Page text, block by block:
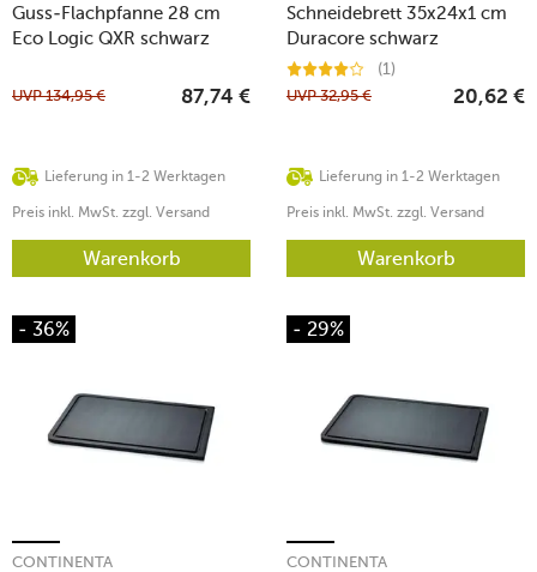
Guss-Flachpfanne 28 cm
Eco Logic QXR schwarz
Lieferung in 1-2 Werktagen
UVP134,95 € 87,74 €
Preis inkl. MwSt. zzgl. Versand
Warenkorb
Schneidebrett 35x24x1 cm
Duracore schwarz
(1)
Lieferung in 1-2 Werktagen
UVP32,95 € 20,62 €
Preis inkl. MwSt. zzgl. Versand
Warenkorb
- 36%
CONTINENTA
- 29%
CONTINENTA